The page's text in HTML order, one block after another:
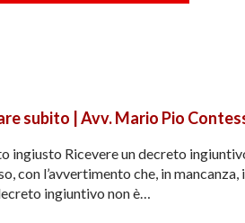
subito | Avv. Mario Pio
Ricevere un decreto
con l’avvertimento che, in
ingiuntivo non è…